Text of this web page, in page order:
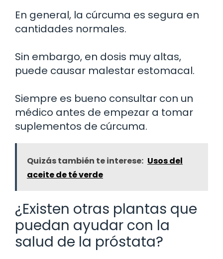
En general, la cúrcuma es segura en
cantidades normales.
Sin embargo, en dosis muy altas,
puede causar malestar estomacal.
Siempre es bueno consultar con un
médico antes de empezar a tomar
suplementos de cúrcuma.
Quizás también te interese: Usos del
aceite de té verde
¿Existen otras plantas que
puedan ayudar con la
salud de la próstata?